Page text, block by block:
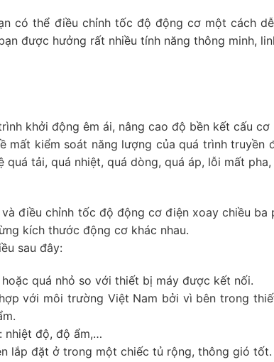
có thể điều chỉnh tốc độ động cơ một cách
được hưởng rất nhiều tính năng thông minh,
khởi động êm ái, nâng cao độ bền kết cấu cơ
mất kiểm soát năng lượng của quá trình truyền
tải, quá nhiệt, quá dòng, quá áp, lỗi mất
điều chỉnh tốc độ động cơ điện xoay chiều ba
kích thước động cơ khác nhau.
sau đây:
quá nhỏ so với thiết bị máy được kết nối.
với môi trường Việt Nam bởi vì bên trong
nhiệt độ, độ ẩm,…
lắp đặt ở trong một chiếc tủ rộng, thông gió tốt.